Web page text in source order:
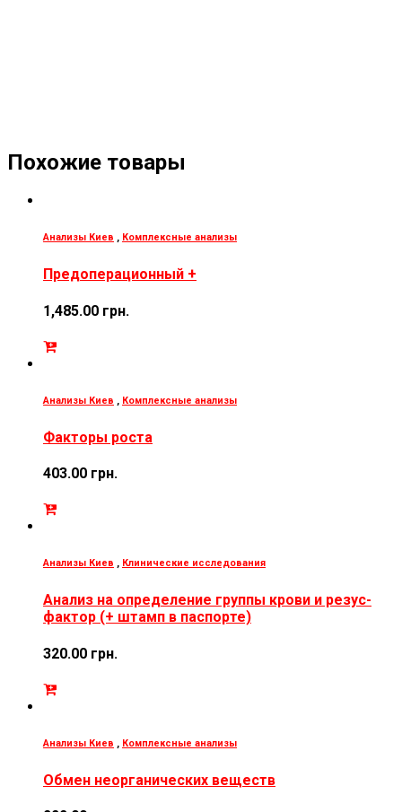
Похожие товары
Анализы Киев , Комплексные анализы
Предоперационный +
1,485.00 грн.
Анализы Киев , Комплексные анализы
Факторы роста
403.00 грн.
Анализы Киев , Клинические исследования
Анализ на определение группы крови и резус-
фактор (+ штамп в паспорте)
320.00 грн.
Анализы Киев , Комплексные анализы
Обмен неорганических веществ